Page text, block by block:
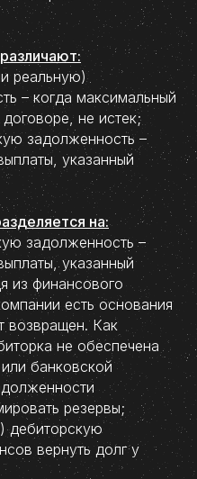
реальную)
– когда максимальный
не истек;
задолженность –
указанный
на:
задолженность –
указанный
из финансового
есть основания
возвращен. Как
не обеспечена
банковской
резервы;
дебиторскую
вернуть долг у